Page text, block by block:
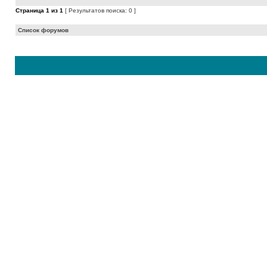
Страница 1 из 1 [ Результатов поиска: 0 ]
Список форумов